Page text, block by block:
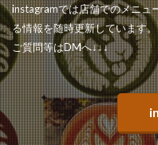
instagramでは店舗でのメニュ
る情報を随時更新しています。
ご質問等はDMへ↓↓↓